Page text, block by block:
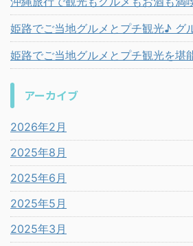
姫路でご当地グルメとプチ観光♪ グ
姫路でご当地グルメとプチ観光を堪
アーカイブ
2026年2月
2025年8月
2025年6月
2025年5月
2025年3月